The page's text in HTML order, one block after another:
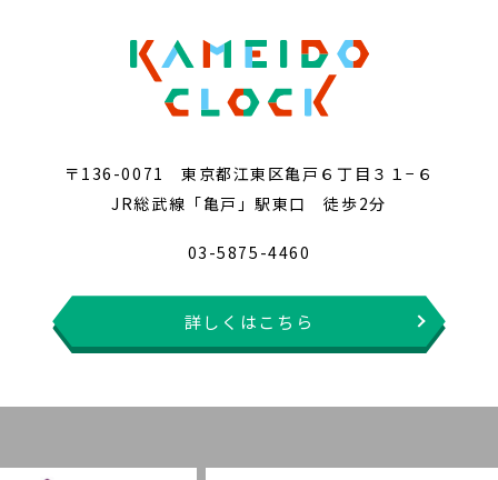
〒136-0071 東京都江東区亀戸６丁目３１−６
JR総武線「亀戸」駅東口 徒歩2分
03-5875-4460
詳しくはこちら